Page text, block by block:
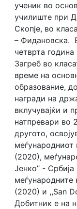
ученик во
училиште при
Скопјe, во
– Фидановска.
четврта
Загреб во
време на
образование,
награди на
вклучувајќи и
натпревари во
другото,
меѓународниот
(2020),
Јенко’’ -
меѓународните
(2020) и ,,San
Добитник е на